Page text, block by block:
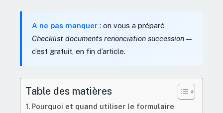
A ne pas manquer : on vous a préparé
Checklist documents renonciation succession —
c’est gratuit, en fin d’article.
Table des matières
Pourquoi et quand utiliser le formulaire